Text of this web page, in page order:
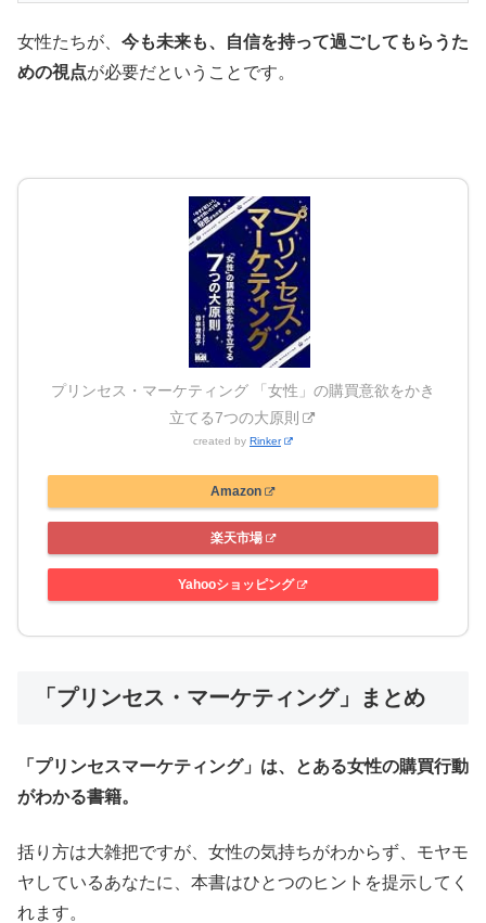
女性たちが、 今も未来も、自信を持って過ごしてもらうた
めの視点が必要だということです。
プリンセス・マーケティング 「女性」の購買意欲をかき
立てる7つの大原則
created by Rinker
Amazon
楽天市場
Yahooショッピング
「プリンセス・マーケティング」まとめ
「プリンセスマーケティング」は、とある女性の購買行動
がわかる書籍。
括り方は大雑把ですが、女性の気持ちがわからず、モヤモ
ヤしているあなたに、本書はひとつのヒントを提示してく
れます。